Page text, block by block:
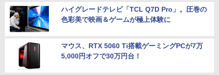
ハイグレードテレビ「TCL Q7D Pro」。圧巻の
色彩美で映画＆ゲームが極上体験に
マウス、RTX 5060 Ti搭載ゲーミングPCが7万
5,000円オフで30万円台！